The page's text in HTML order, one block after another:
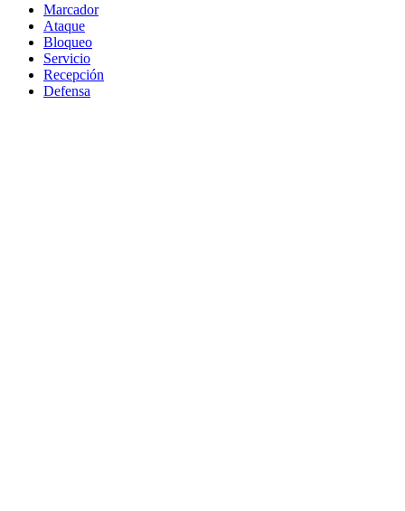
Marcador
Ataque
Bloqueo
Servicio
Recepción
Defensa